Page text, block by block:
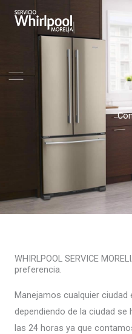
contenido
WHIRLPOOL SERVICE
preferencia.
Manejamos cualquier
dependiendo de la ciudad
las 24 horas ya que